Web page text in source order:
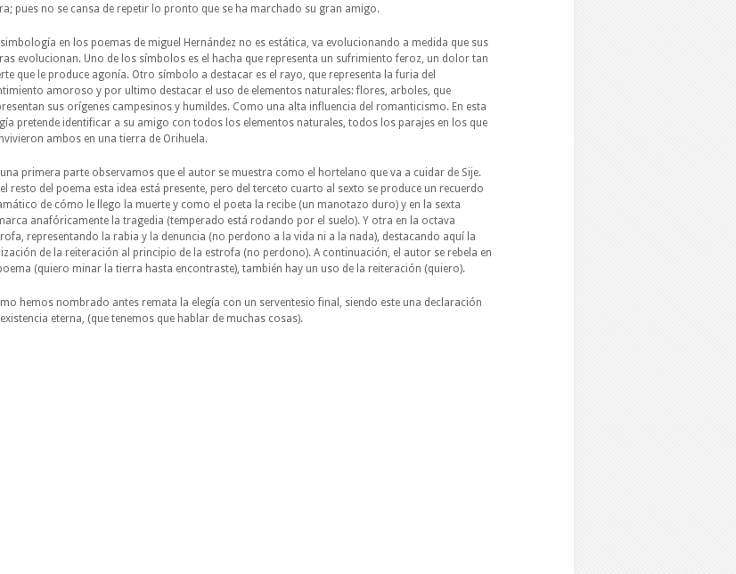
pues no se cansa de repetir lo pronto que se ha marchado su gran amigo.
simbología en los poemas de miguel Hernández no es estática, va evolucionando a medida que sus
evolucionan. Uno de los símbolos es el hacha que representa un sufrimiento feroz, un dolor tan
que le produce agonía. Otro símbolo a destacar es el rayo, que representa la furia del
amoroso y por ultimo destacar el uso de elementos naturales: flores, arboles, que
sus orígenes campesinos y humildes. Como una alta influencia del romanticismo. En esta
pretende identificar a su amigo con todos los elementos naturales, todos los parajes en los que
ambos en una tierra de Orihuela.
una primera parte observamos que el autor se muestra como el hortelano que va a cuidar de Sije.
el resto del poema esta idea está presente, pero del terceto cuarto al sexto se produce un recuerdo
de cómo le llego la muerte y como el poeta la recibe (un manotazo duro) y en la sexta
anafóricamente la tragedia (temperado está rodando por el suelo). Y otra en la octava
representando la rabia y la denuncia (no perdono a la vida ni a la nada), destacando aquí la
de la reiteración al principio de la estrofa (no perdono). A continuación, el autor se rebela en
(quiero minar la tierra hasta encontraste), también hay un uso de la reiteración (quiero).
hemos nombrado antes remata la elegía con un serventesio final, siendo este una declaración
eterna, (que tenemos que hablar de muchas cosas).